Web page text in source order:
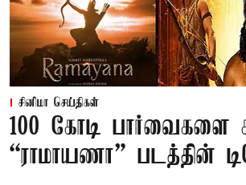
சினிமா செய்திகள்
100 கோடி பார்வைகளை
“ராமாயணா” படத்தின்